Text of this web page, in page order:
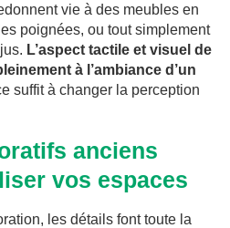
vie à des meubles en
poignées, ou tout simplement
L’aspect tactile et visuel de
à l’ambiance d’un
suffit à changer la perception
anciens
vos espaces
les détails font toute la